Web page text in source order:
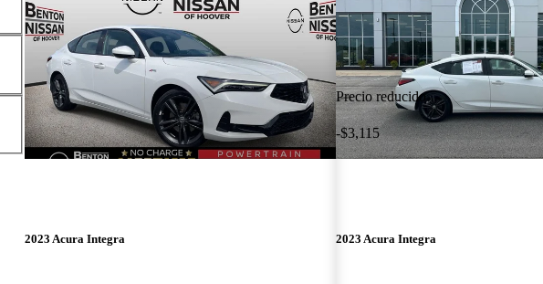
2023 Acura Integra
Precio reducido
-$3,115
2023 Acura Integra